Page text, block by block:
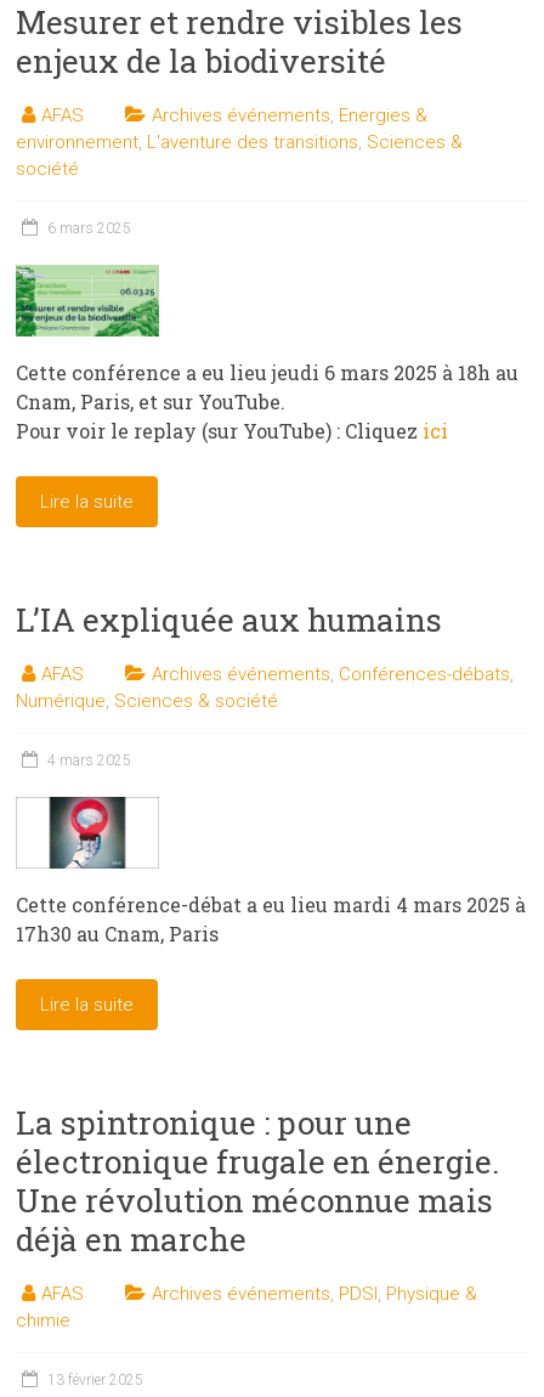
Mesurer et rendre visibles les
enjeux de la biodiversité
AFAS Archives événements, Energies &
environnement, L'aventure des transitions, Sciences &
société
6 mars 2025
Cette conférence a eu lieu jeudi 6 mars 2025 à 18h au
Cnam, Paris, et sur YouTube.
Pour voir le replay (sur YouTube) : Cliquez ici
Lire la suite
L’IA expliquée aux humains
AFAS Archives événements, Conférences-débats,
Numérique, Sciences & société
4 mars 2025
Cette conférence-débat a eu lieu mardi 4 mars 2025 à
17h30 au Cnam, Paris
Lire la suite
La spintronique : pour une
électronique frugale en énergie.
Une révolution méconnue mais
déjà en marche
AFAS Archives événements, PDSI, Physique &
chimie
13 février 2025